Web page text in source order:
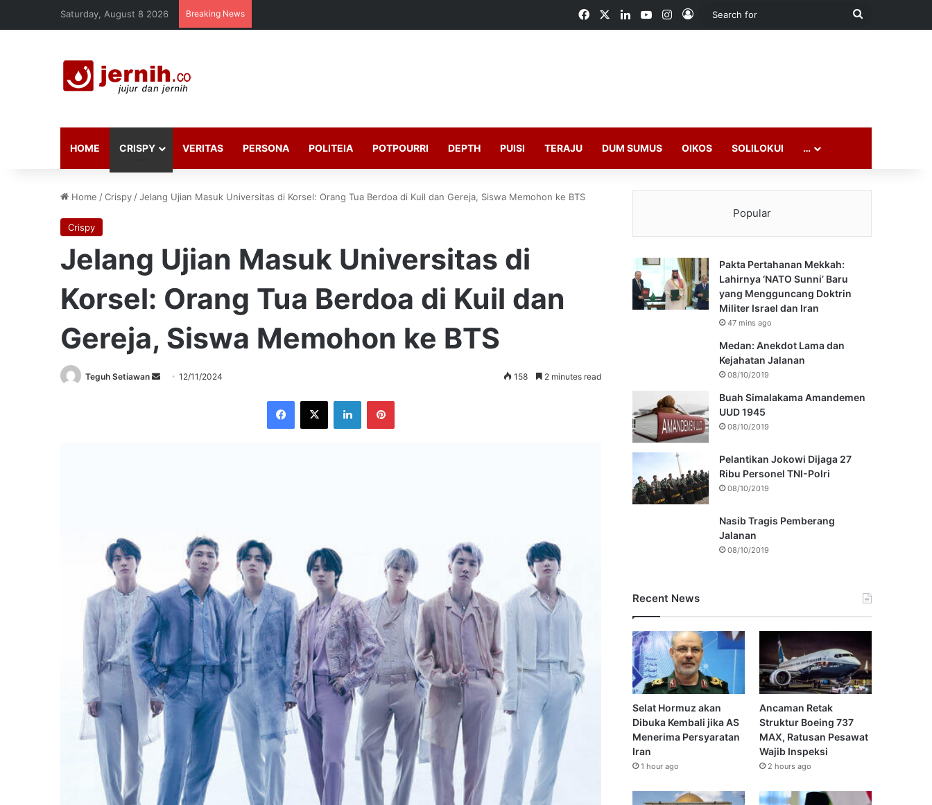
Saturday, August 8 2026 Breaking News FacebookLinkedInYouTubeInstagram
Log In
Search
HOME CRISPY VERITAS PERSONA POLITEIA POTPOURRI DEPTH PUISI TERAJU DUM SUMUS OIKOS SOLILOKUI …
Home /Crispy /Jelang Ujian Masuk Universitas di Korsel: Orang Tua Berdoa di Kuil dan Gereja, Siswa Memohon ke BTS
Crispy
Jelang Ujian Masuk Universitas di
Korsel: Orang Tua Berdoa di Kuil dan
Gereja, Siswa Memohon ke BTS
Teguh Setiawan
Send12/11/2024 158 2 minutes read
Facebook
X LinkedInPinterest
Popular
Pakta Pertahanan Mekkah:
Lahirnya ‘NATO Sunni’ Baru
yang Mengguncang Doktrin
Militer Israel dan Iran
47 mins ago
Medan: Anekdot Lama dan
Kejahatan Jalanan
08/10/2019
Buah Simalakama Amandemen
UUD 1945
08/10/2019
Pelantikan Jokowi Dijaga 27
Ribu Personel TNI-Polri
08/10/2019
Nasib Tragis Pemberang
Jalanan
08/10/2019
Recent News
Selat Hormuz akan
Dibuka Kembali jika AS
Menerima Persyaratan
Iran
1 hour ago
Ancaman Retak
Struktur Boeing 737
MAX, Ratusan Pesawat
Wajib Inspeksi
2 hours ago